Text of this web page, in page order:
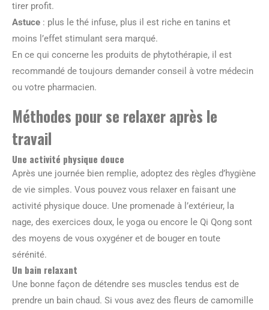
tirer profit.
Astuce : plus le thé infuse, plus il est riche en tanins et
moins l’effet stimulant sera marqué.
En ce qui concerne les produits de phytothérapie, il est
recommandé de toujours demander conseil à votre médecin
ou votre pharmacien.
Méthodes pour se relaxer après le
travail
Une activité physique douce
Après une journée bien remplie, adoptez des règles d’hygiène
de vie simples. Vous pouvez vous relaxer en faisant une
activité physique douce. Une promenade à l’extérieur, la
nage, des exercices doux, le yoga ou encore le Qi Qong sont
des moyens de vous oxygéner et de bouger en toute
sérénité.
Un bain relaxant
Une bonne façon de détendre ses muscles tendus est de
prendre un bain chaud. Si vous avez des fleurs de camomille